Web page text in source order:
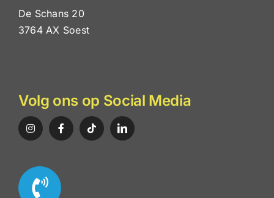
De Schans 20
3764 AX Soest
Volg ons op Social Media